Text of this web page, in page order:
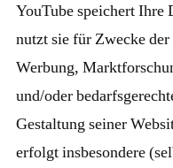
YouTube speichert Ihre
nutzt sie für Zwecke der
Werbung,
und/oder
Gestaltung seiner
erfolgt insbesondere